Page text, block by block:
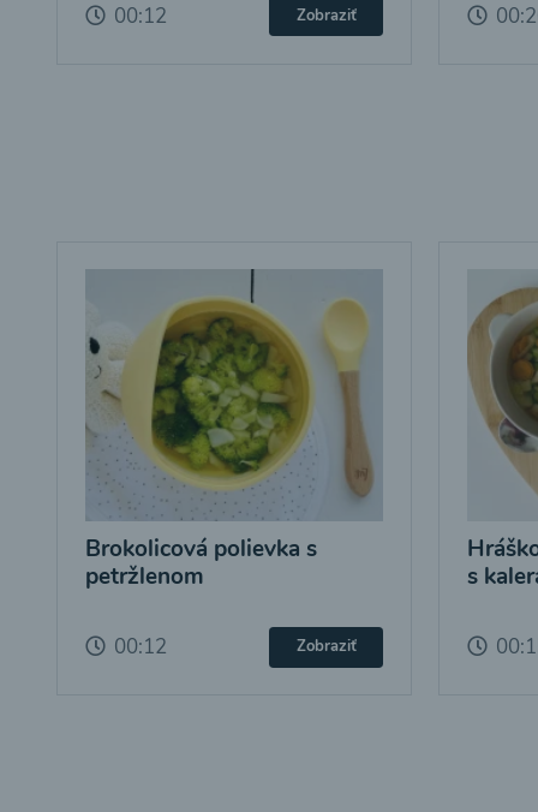
00:12 Zobraziť
Brokolicová polievka s
petržlenom
00:12 Zobraziť
s